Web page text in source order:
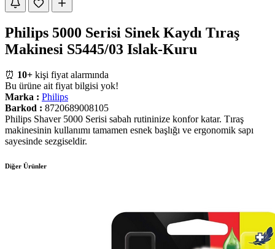
Philips 5000 Serisi Sinek Kaydı Tıraş
Makinesi S5445/03 Islak-Kuru
⏰ 10+ kişi fiyat alarmında
Bu ürüne ait fiyat bilgisi yok!
Marka : Philips
Barkod : 8720689008105
Philips Shaver 5000 Serisi sabah rutininize konfor katar. Tıraş
makinesinin kullanımı tamamen esnek başlığı ve ergonomik sapı
sayesinde sezgiseldir.
Diğer Ürünler